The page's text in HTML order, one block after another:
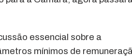
essencial sobre a
mínimos de